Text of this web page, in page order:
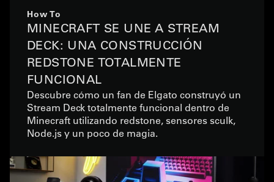
How To
MINECRAFT SE UNE A STREAM
DECK: UNA CONSTRUCCIÓN
REDSTONE TOTALMENTE
FUNCIONAL
Descubre cómo un fan de Elgato construyó un
Stream Deck totalmente funcional dentro de
Minecraft utilizando redstone, sensores sculk,
Node.js y un poco de magia.